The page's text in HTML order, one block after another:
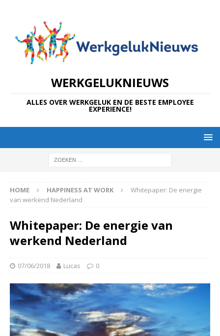
WERKGELUKNIEUWS
ALLES OVER WERKGELUK EN DE BESTE EMPLOYEE
EXPERIENCE!
HOME HAPPINESS AT WORK
Whitepaper: De energie
van werkend Nederland
Whitepaper: De energie van
werkend Nederland
07/06/2018 Lucas 0